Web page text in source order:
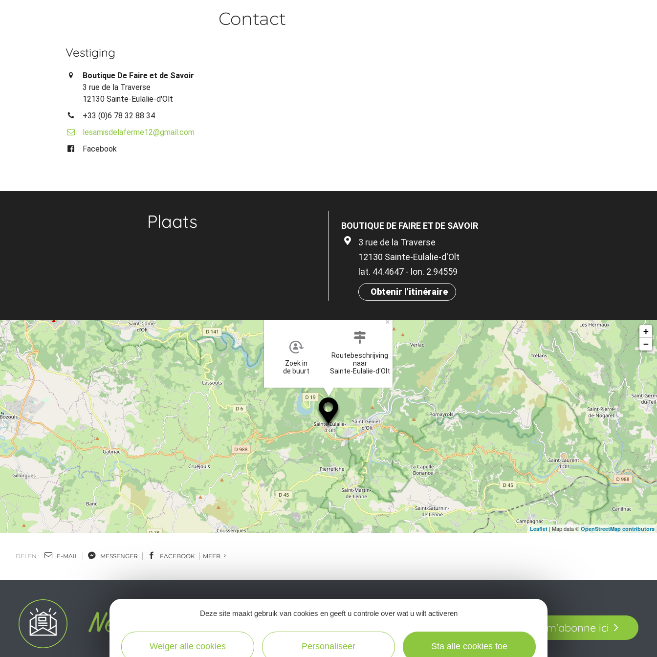
Contact
Vestiging
Boutique De Faire et de Savoir
3 rue de la Traverse
12130 Sainte-Eulalie-d'Olt
+33 (0)6 78 32 88 34
lesamisdelaferme12@gmail.com
Facebook
Plaats
BOUTIQUE DE FAIRE ET DE SAVOIR
3 rue de la Traverse
12130 Sainte-Eulalie-d'Olt
lat. 44.4647 - lon. 2.94559
Obtenir l'itinéraire
Zoek in
de buurt
Routebeschrijving
naar
Sainte-Eulalie-d'Olt
×
+
−
Leaflet | Map data ©OpenStreetMap contributors
DELEN : E-MAIL MESSENGER FACEBOOK MEER
Ne manquez pas notre newsletter mensuelle et laissez-vous
inspirer pour profiter pleinement de votre séjour en Aveyron.
Je m'abonne ici
Deze site maakt gebruik van cookies en geeft u controle over wat u wilt activeren
Weiger alle cookies Personaliseer Sta alle cookies toe